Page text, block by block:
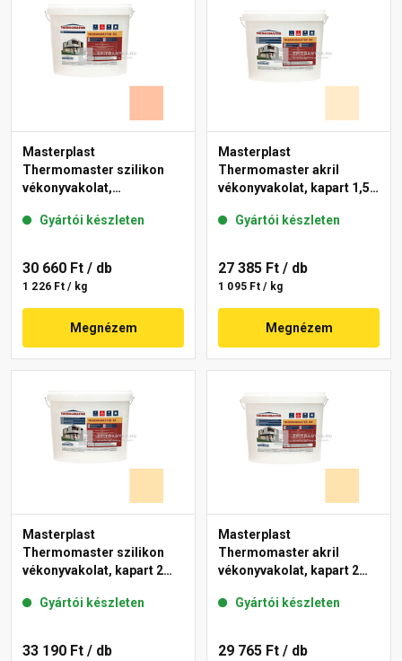
Masterplast
Thermomaster szilikon
vékonyvakolat,
15-D 25 kg
Gyártói készleten
30 660 Ft / db
1 226 Ft / kg
Megnézem
Masterplast
Thermomaster akril
vékonyvakolat, kapart 1,5
Gyártói készleten
27 385 Ft / db
1 095 Ft / kg
Megnézem
Masterplast
Thermomaster szilikon
vékonyvakolat, kapart 2
Gyártói készleten
33 190 Ft / db
Masterplast
Thermomaster akril
vékonyvakolat, kapart 2
Gyártói készleten
29 765 Ft / db